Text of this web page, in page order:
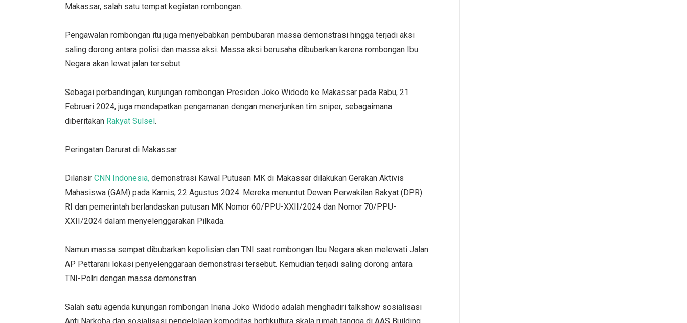
Makassar, salah satu tempat kegiatan rombongan.
Pengawalan rombongan itu juga menyebabkan pembubaran massa demonstrasi hingga terjadi aksi
saling dorong antara polisi dan massa aksi. Massa aksi berusaha dibubarkan karena rombongan Ibu
Negara akan lewat jalan tersebut.
Sebagai perbandingan, kunjungan rombongan Presiden Joko Widodo ke Makassar pada Rabu, 21
Februari 2024, juga mendapatkan pengamanan dengan menerjunkan tim sniper, sebagaimana
diberitakan Rakyat Sulsel.
Peringatan Darurat di Makassar
DilansirCNN Indonesia, demonstrasi Kawal Putusan MK di Makassar dilakukan Gerakan Aktivis
Mahasiswa (GAM) pada Kamis, 22 Agustus 2024. Mereka menuntut Dewan Perwakilan Rakyat (DPR)
RI dan pemerintah berlandaskan putusan MK Nomor 60/PPU-XXII/2024 dan Nomor 70/PPU-
XXII/2024 dalam menyelenggarakan Pilkada.
Namun massa sempat dibubarkan kepolisian dan TNI saat rombongan Ibu Negara akan melewati Jalan
AP Pettarani lokasi penyelenggaraan demonstrasi tersebut. Kemudian terjadi saling dorong antara
TNI-Polri dengan massa demonstran.
Salah satu agenda kunjungan rombongan Iriana Joko Widodo adalah menghadiri talkshow sosialisasi